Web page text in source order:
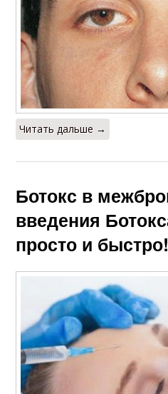
Читать дальше →
Ботокс в
введения
просто и быстро!